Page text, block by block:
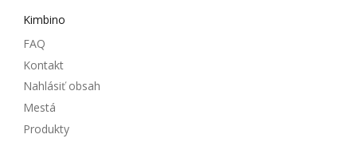
Kimbino
FAQ
Kontakt
Nahlásiť obsah
Mestá
Produkty